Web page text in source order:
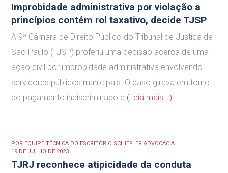
Improbidade administrativa por violação a
princípios contém rol taxativo, decide TJSP
A 9ª Câmara de Direito Público do Tribunal de Justiça de
São Paulo (TJSP) proferiu uma decisão acerca de uma
ação civil por improbidade administrativa envolvendo
servidores públicos municipais. O caso girava em torno
do pagamento indiscriminado e (Leia mais...)
POR EQUIPE TÉCNICA DO ESCRITÓRIO SCHIEFLER ADVOCACIA
19 DE JULHO DE 2023
TJRJ reconhece atipicidade da conduta